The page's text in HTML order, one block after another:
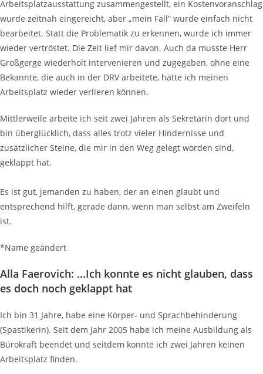
Arbeitsplatzausstattung zusammengestellt, ein Kostenvoranschlag
wurde zeitnah eingereicht, aber „mein Fall“ wurde einfach nicht
bearbeitet. Statt die Problematik zu erkennen, wurde ich immer
wieder vertröstet. Die Zeit lief mir davon. Auch da musste Herr
Großgerge wiederholt intervenieren und zugegeben, ohne eine
Bekannte, die auch in der DRV arbeitete, hätte ich meinen
Arbeitsplatz wieder verlieren können.
Mittlerweile arbeite ich seit zwei Jahren als Sekretärin dort und
bin überglücklich, dass alles trotz vieler Hindernisse und
zusätzlicher Steine, die mir in den Weg gelegt worden sind,
geklappt hat.
Es ist gut, jemanden zu haben, der an einen glaubt und
entsprechend hilft, gerade dann, wenn man selbst am Zweifeln
ist.
*Name geändert
Alla Faerovich: ...Ich konnte es nicht glauben, dass
es doch noch geklappt hat​
Ich bin 31 Jahre, habe eine Körper- und Sprachbehinderung
(Spastikerin). Seit dem Jahr 2005 habe ich meine Ausbildung als
Bürokraft beendet und seitdem konnte ich zwei Jahren keinen
Arbeitsplatz finden.